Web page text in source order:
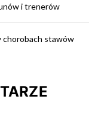
i trenerów
chorobach stawów